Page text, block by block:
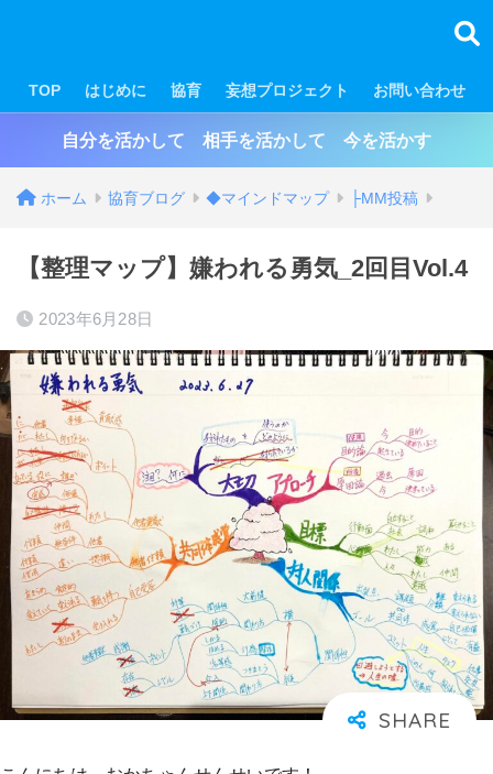
TOP はじめに 協育 妄想プロジェクト お問い合わせ
自分を活かして 相手を活かして 今を活かす
ホーム 協育ブログ ◆マインドマップ ├MM投稿
【整理マップ】嫌われる勇気_2回目Vol.4
2023年6月28日